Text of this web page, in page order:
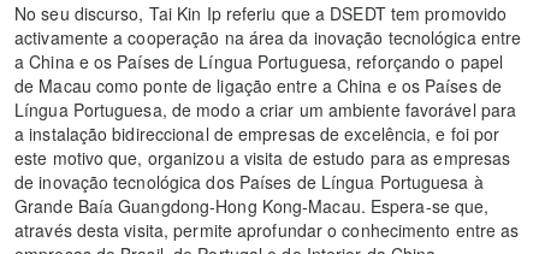
No seu discurso, Tai Kin Ip referiu que a DSEDT tem promovido
activamente a cooperação na área da inovação tecnológica entre
a China e os Países de Língua Portuguesa, reforçando o papel
de Macau como ponte de ligação entre a China e os Países de
Língua Portuguesa, de modo a criar um ambiente favorável para
a instalação bidireccional de empresas de excelência, e foi por
este motivo que, organizou a visita de estudo para as empresas
de inovação tecnológica dos Países de Língua Portuguesa à
Grande Baía Guangdong-Hong Kong-Macau. Espera-se que,
através desta visita, permite aprofundar o conhecimento entre as